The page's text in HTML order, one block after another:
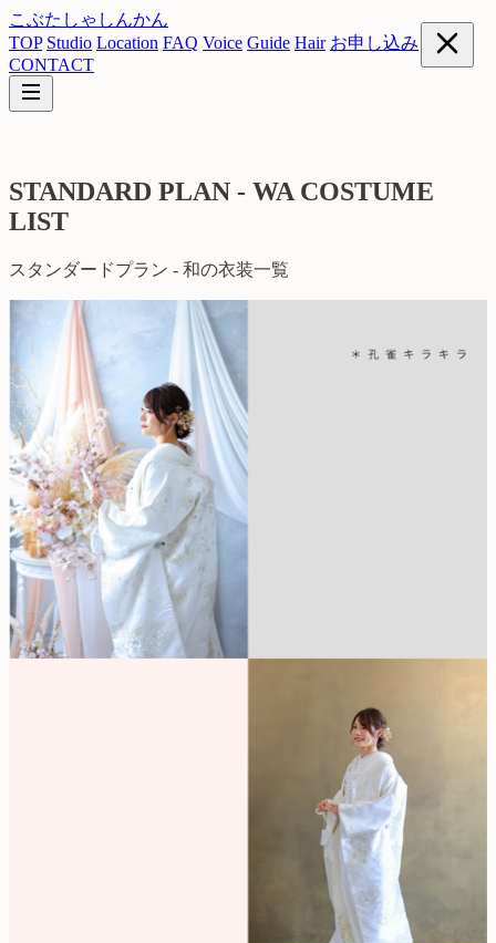
こぶたしゃしんかん
TOP Studio Location FAQ Voice Guide Hair お申し込み
CONTACT
STANDARD PLAN - WA COSTUME
LIST
スタンダードプラン - 和の衣装一覧